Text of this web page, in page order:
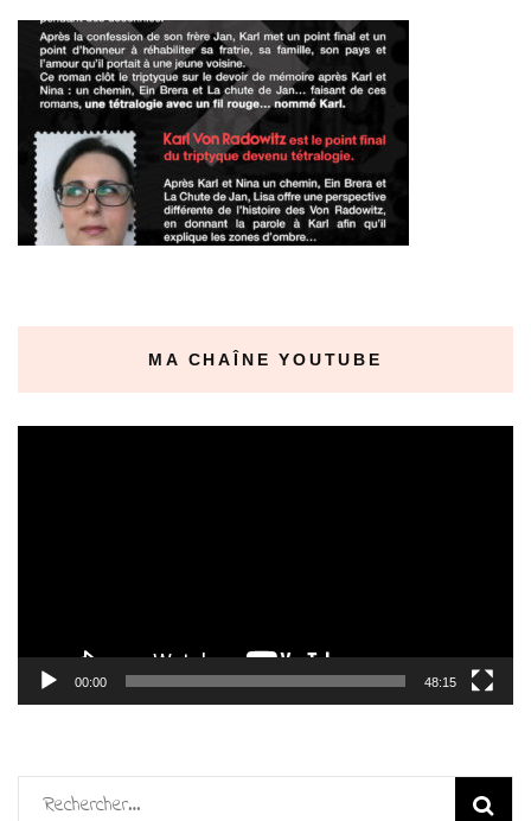
MA CHAÎNE YOUTUBE
00:00 48:15
Rechercher :